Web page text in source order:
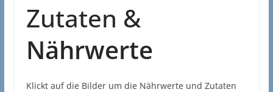
Zutaten &
Nährwerte
Klickt auf die Bilder um die Nährwerte und Zutaten